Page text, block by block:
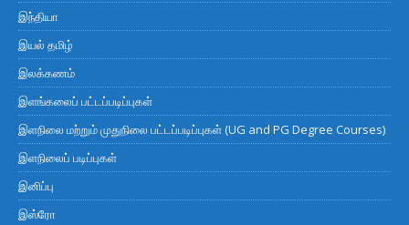
இந்தியா
இயல் தமிழ்
இலக்கணம்
இளங்கலைப் பட்டப்படிப்புகள்
இளநிலை மற்றும் முதுநிலை பட்டப்படிப்புகள் (UG and PG Degree Courses)
இளநிலைப் படிப்புகள்
இனிப்பு
இஸ்ரோ